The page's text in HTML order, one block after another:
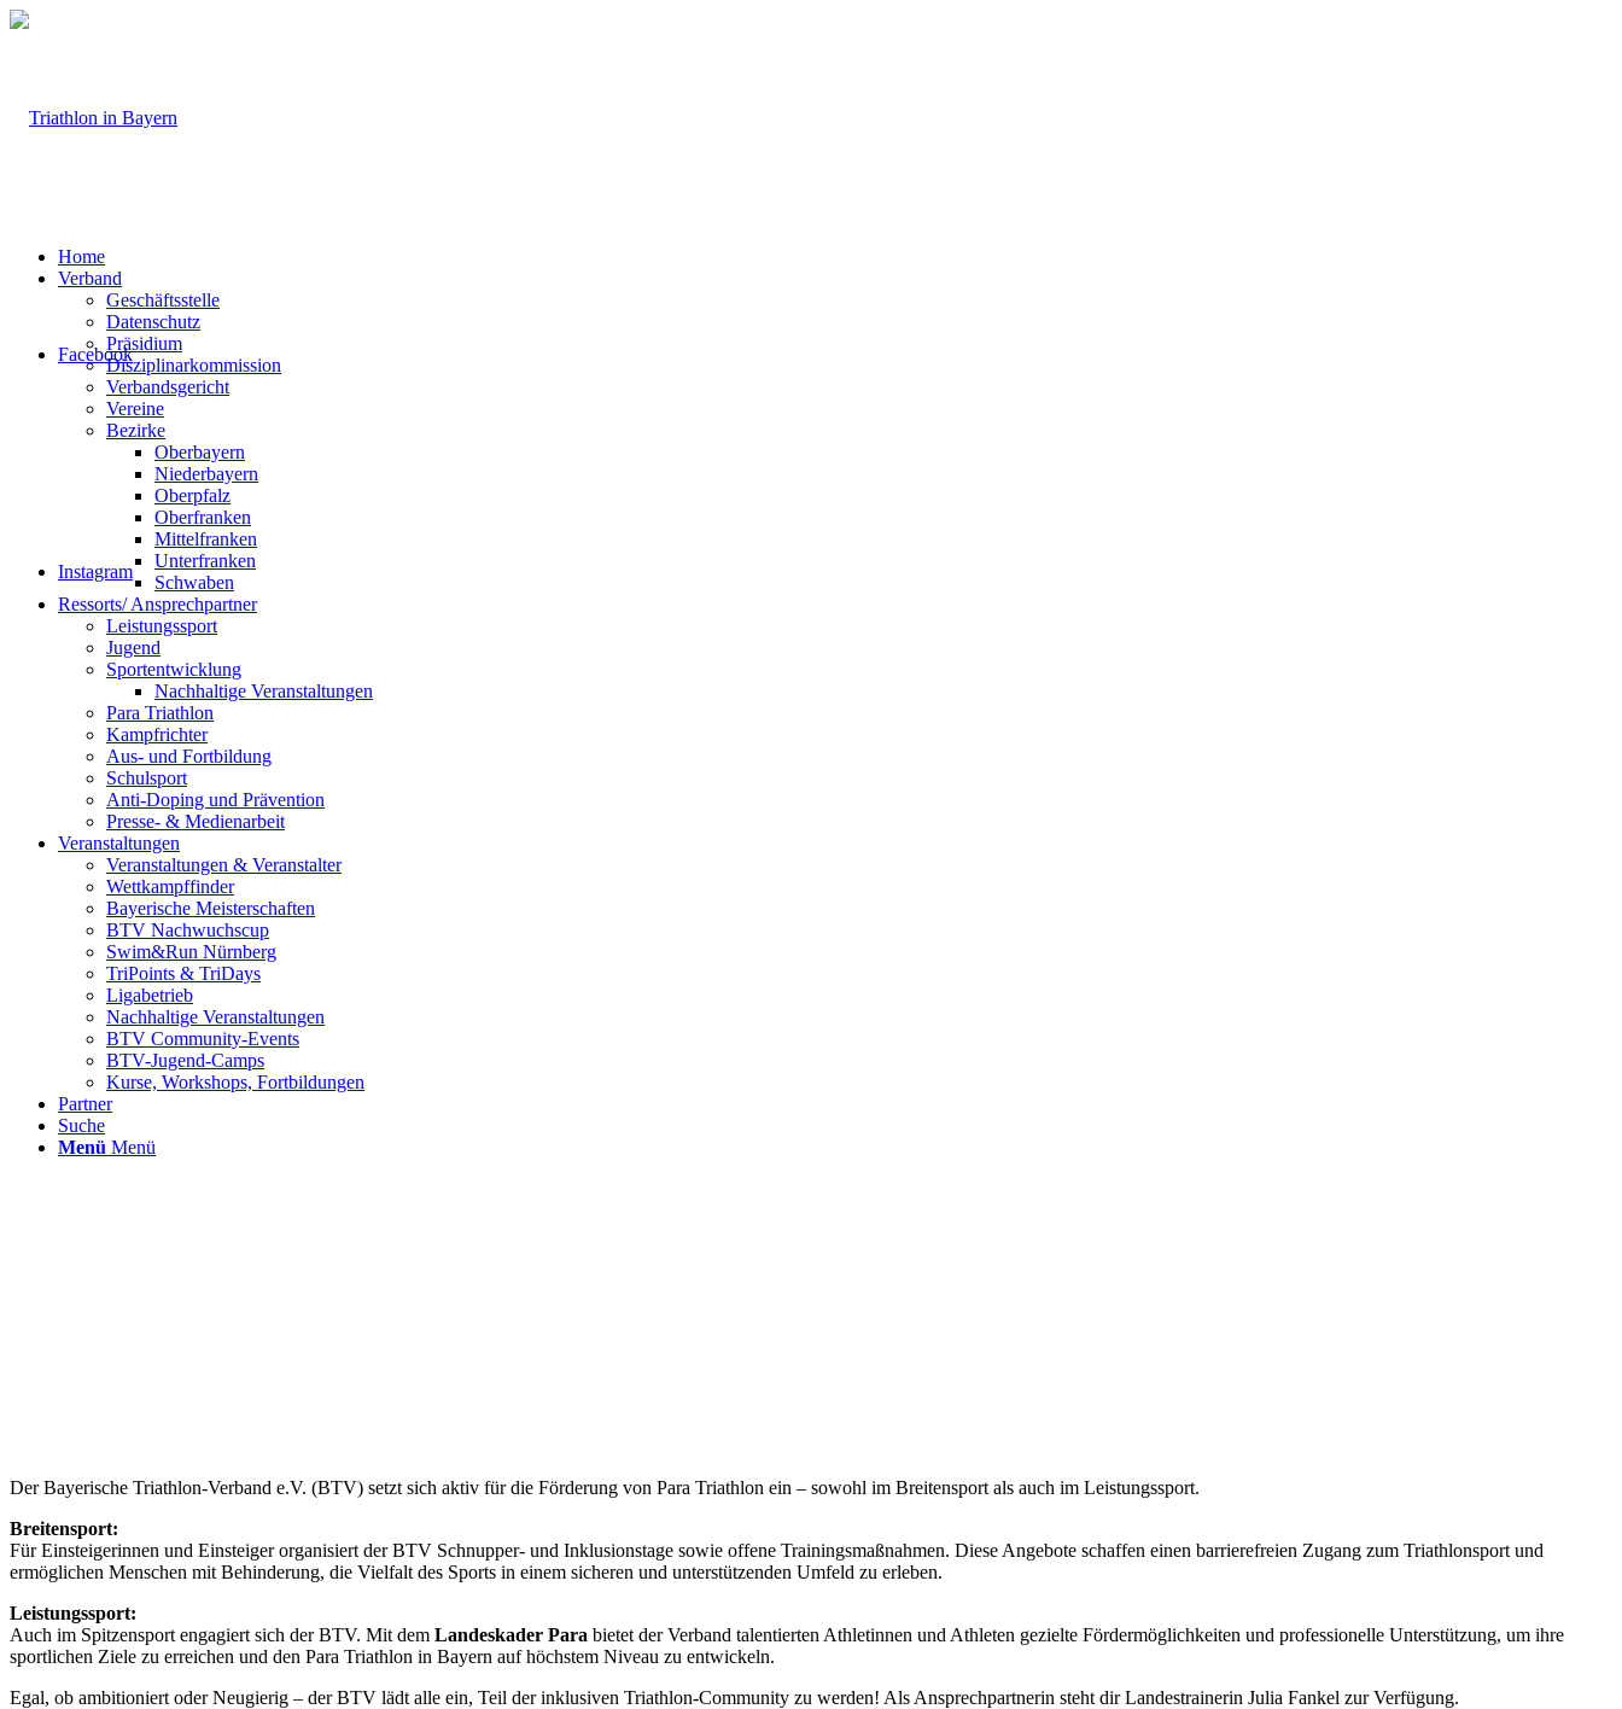
Facebook
Instagram
Home
Verband
Geschäftsstelle
Datenschutz
Präsidium
Disziplinarkommission
Verbandsgericht
Vereine
Bezirke
Oberbayern
Niederbayern
Oberpfalz
Oberfranken
Mittelfranken
Unterfranken
Schwaben
Ressorts/ Ansprechpartner
Leistungssport
Jugend
Sportentwicklung
Nachhaltige Veranstaltungen
Para Triathlon
Kampfrichter
Aus- und Fortbildung
Schulsport
Anti-Doping und Prävention
Presse- & Medienarbeit
Veranstaltungen
Veranstaltungen & Veranstalter
Wettkampffinder
Bayerische Meisterschaften
BTV Nachwuchscup
Swim&Run Nürnberg
TriPoints & TriDays
Ligabetrieb
Nachhaltige Veranstaltungen
BTV Community-Events
BTV-Jugend-Camps
Kurse, Workshops, Fortbildungen
Partner
Suche
Menü Menü
Der Bayerische Triathlon-Verband e.V. (BTV) setzt sich aktiv für die Förderung von Para Triathlon ein – sowohl im Breitensport als auch im Leistungssport.
Breitensport:
Für Einsteigerinnen und Einsteiger organisiert der BTV Schnupper- und Inklusionstage sowie offene Trainingsmaßnahmen. Diese Angebote schaffen einen barrierefreien Zugang zum Triathlonsport und
ermöglichen Menschen mit Behinderung, die Vielfalt des Sports in einem sicheren und unterstützenden Umfeld zu erleben.
Leistungssport:
Auch im Spitzensport engagiert sich der BTV. Mit dem Landeskader Para bietet der Verband talentierten Athletinnen und Athleten gezielte Fördermöglichkeiten und professionelle Unterstützung, um ihre
sportlichen Ziele zu erreichen und den Para Triathlon in Bayern auf höchstem Niveau zu entwickeln.
Egal, ob ambitioniert oder Neugierig – der BTV lädt alle ein, Teil der inklusiven Triathlon-Community zu werden! Als Ansprechpartnerin steht dir Landestrainerin Julia Fankel zur Verfügung.